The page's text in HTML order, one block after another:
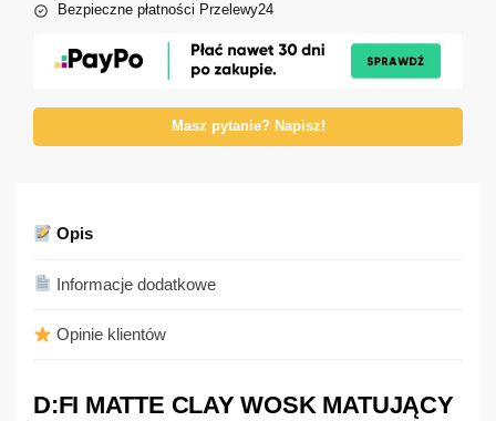
Bezpieczne płatności Przelewy24
Masz pytanie? Napisz!
Opis
Informacje dodatkowe
Opinie klientów
D:FI MATTE CLAY WOSK MATUJĄCY